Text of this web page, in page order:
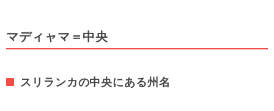
マディャマ＝中央
スリランカの中央にある州名